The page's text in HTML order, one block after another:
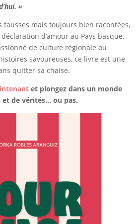
»
fausses mais toujours bien racontées,
d’amour au Pays basque.
de culture régionale ou
savoureuses, ce livre est une
quitter sa chaise.
et plongez dans un monde
et de vérités… ou pas.